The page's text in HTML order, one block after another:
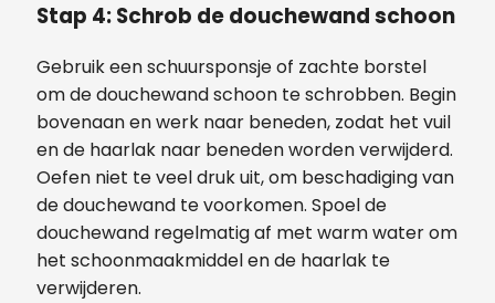
Stap 4: Schrob de douchewand schoon
Gebruik een schuursponsje of zachte borstel
om de douchewand schoon te schrobben. Begin
bovenaan en werk naar beneden, zodat het vuil
en de haarlak naar beneden worden verwijderd.
Oefen niet te veel druk uit, om beschadiging van
de douchewand te voorkomen. Spoel de
douchewand regelmatig af met warm water om
het schoonmaakmiddel en de haarlak te
verwijderen.